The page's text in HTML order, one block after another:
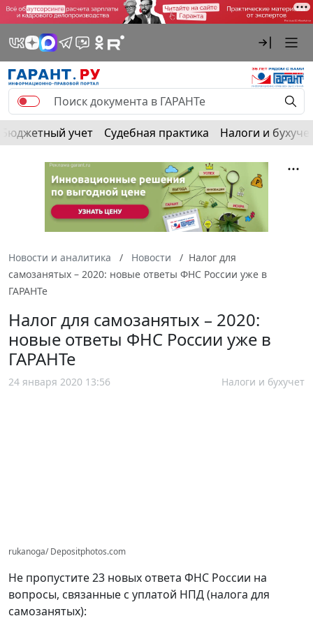
Бюджетный учет Судебная практика Налоги и
Новости и аналитика Новости
Налог для
самозанятых – 2020: новые ответы ФНС России уже в
ГАРАНТе
Налог для самозанятых – 2020:
новые ответы ФНС России уже в
ГАРАНТе
24 января 2020 13:56 Налоги и бухучет
rukanoga/ Depositphotos.com
Не пропустите 23 новых ответа ФНС России на
вопросы, связанные с уплатой НПД (налога для
самозанятых):